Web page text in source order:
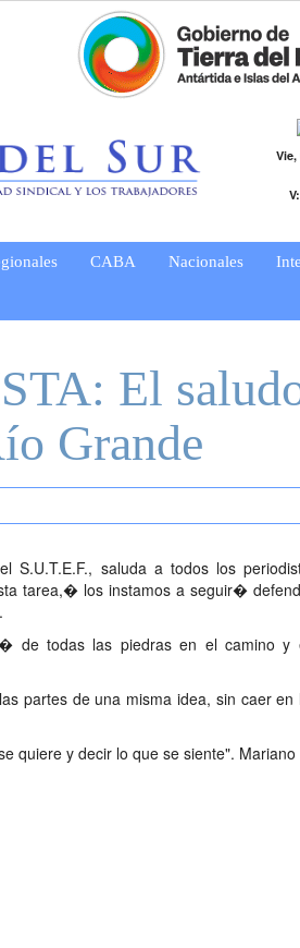
CABA Nacionales
El
Grande
S.U.T.E.F., saluda a todos los
tarea,� los instamos a seguir�
de todas las piedras en el camino y
partes de una misma idea, sin caer
quiere y decir lo que se siente". Mariano